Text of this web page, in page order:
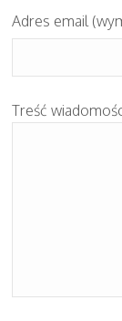
Adres email
Treść